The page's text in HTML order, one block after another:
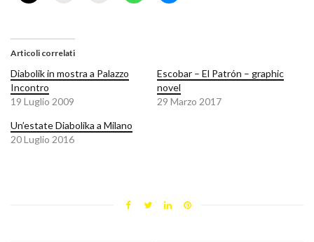
Articoli correlati
Diabolik in mostra a Palazzo
Incontro
19 Luglio 2009
Escobar – El Patrón – graphic
novel
29 Marzo 2017
Un’estate Diabolika a Milano
20 Luglio 2016